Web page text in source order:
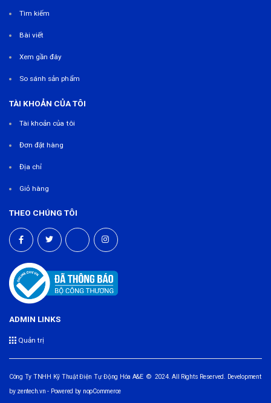
Tìm kiếm
Bài viết
Xem gần đây
So sánh sản phẩm
TÀI KHOẢN CỦA TÔI
Tài khoản của tôi
Đơn đặt hàng
Địa chỉ
Giỏ hàng
THEO CHÚNG TÔI
ADMIN LINKS
Quản trị
Công Ty TNHH Kỹ Thuật Điện Tự Động Hóa A&E © 2024. All Rights Reserved. Development
by zentech.vn - Powered by nopCommerce